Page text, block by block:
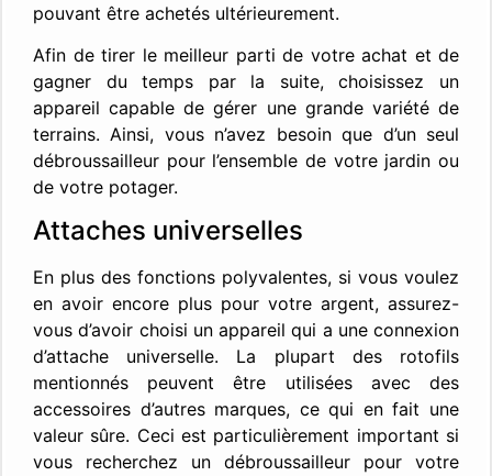
pouvant être achetés ultérieurement.
Afin de tirer le meilleur parti de votre achat et de
gagner du temps par la suite, choisissez un
appareil capable de gérer une grande variété de
terrains. Ainsi, vous n’avez besoin que d’un seul
débroussailleur pour l’ensemble de votre jardin ou
de votre potager.
Attaches universelles
En plus des fonctions polyvalentes, si vous voulez
en avoir encore plus pour votre argent, assurez-
vous d’avoir choisi un appareil qui a une connexion
d’attache universelle. La plupart des rotofils
mentionnés peuvent être utilisées avec des
accessoires d’autres marques, ce qui en fait une
valeur sûre. Ceci est particulièrement important si
vous recherchez un débroussailleur pour votre